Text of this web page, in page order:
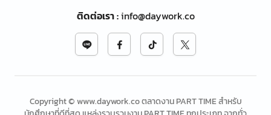
ติดต่อเรา:info@daywork.co
Copyright © www.daywork.co ตลาดงาน PART TIME สำหรับ